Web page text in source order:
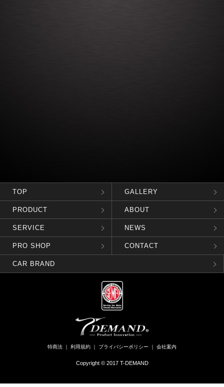
TOP GALLERY
PRODUCT ABOUT
SERVICE NEWS
PRO SHOP CONTACT
CAR BRAND
特商法 ｜ 利用規約 ｜ プライバシーポリシー ｜ 会社案内
Copyright © 2017 T-DEMAND